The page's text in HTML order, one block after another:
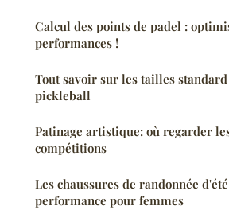
Calcul des points de padel :
performances !
Tout savoir sur les tailles
pickleball
Patinage artistique: où regarder
compétitions
Les chaussures de randonnée
performance pour femmes